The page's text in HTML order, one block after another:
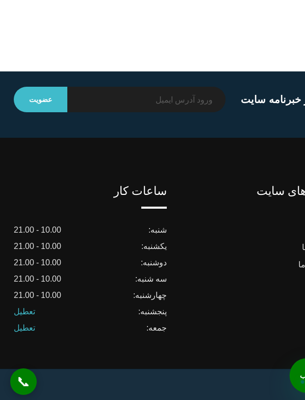
سایت
سایت ساعات کار
شنبه:
10.00 - 21.00
یکشنبه:
10.00 - 21.00
دوشنبه:
10.00 - 21.00
سه شنبه:
10.00 - 21.00
چهارشنبه:
10.00 - 21.00
پنجشنبه:
تعطیل
جمعه:
تعطیل
📞